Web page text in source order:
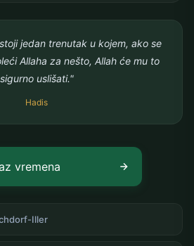
jedan trenutak u kojem, ako se
Allaha za nešto, Allah će mu to
sigurno uslišati."
Hadis
vremena
Iller